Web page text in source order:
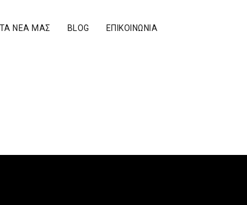
ΤΑ ΝΕΑ ΜΑΣ BLOG ΕΠΙΚΟΙΝΩΝΊΑ